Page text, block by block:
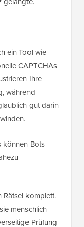
ein Tool wie
CAPTCHAs
Ihre
während
gut darin
können Bots
Rätsel komplett.
menschlich
Prüfung